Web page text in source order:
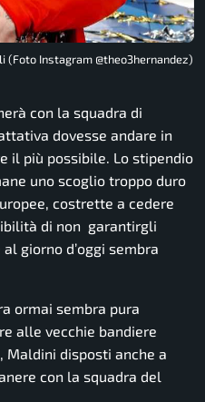
(Foto Instagram @theo3hernandez)
con la squadra di
dovesse andare in
il più possibile. Lo stipendio
uno scoglio troppo duro
costrette a cedere
di non garantirgli
giorno d’oggi sembra
ormai sembra pura
alle vecchie bandiere
Maldini disposti anche a
con la squadra del